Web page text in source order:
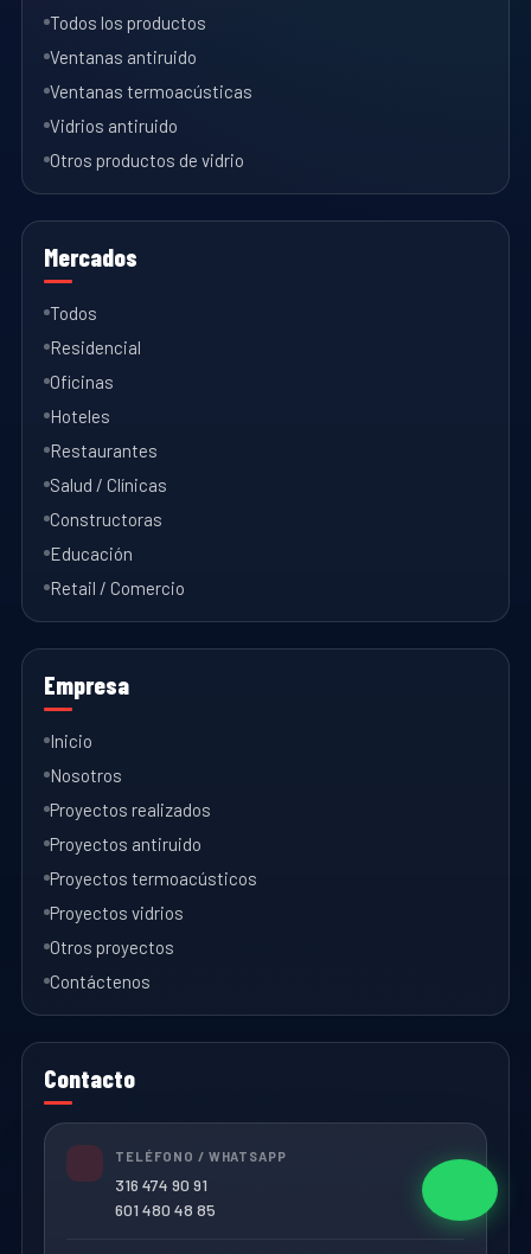
Todos los productos
Ventanas antiruido
Ventanas termoacústicas
Vidrios antiruido
Otros productos de vidrio
Mercados
Todos
Residencial
Oficinas
Hoteles
Restaurantes
Salud / Clínicas
Constructoras
Educación
Retail / Comercio
Empresa
Inicio
Nosotros
Proyectos realizados
Proyectos antiruido
Proyectos termoacústicos
Proyectos vidrios
Otros proyectos
Contáctenos
Contacto
TELÉFONO / WHATSAPP
316 474 90 91
601 480 48 85